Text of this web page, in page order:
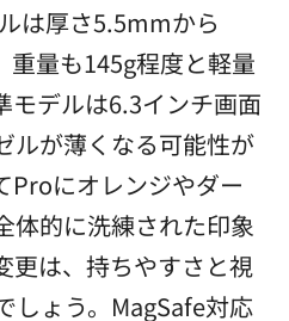
は厚さ5.5mmから
量も145g程度と軽量
モデルは6.3インチ画面
ルが薄くなる可能性が
Proにオレンジやダー
体的に洗練された印象
更は、持ちやすさと視
しょう。MagSafe対応